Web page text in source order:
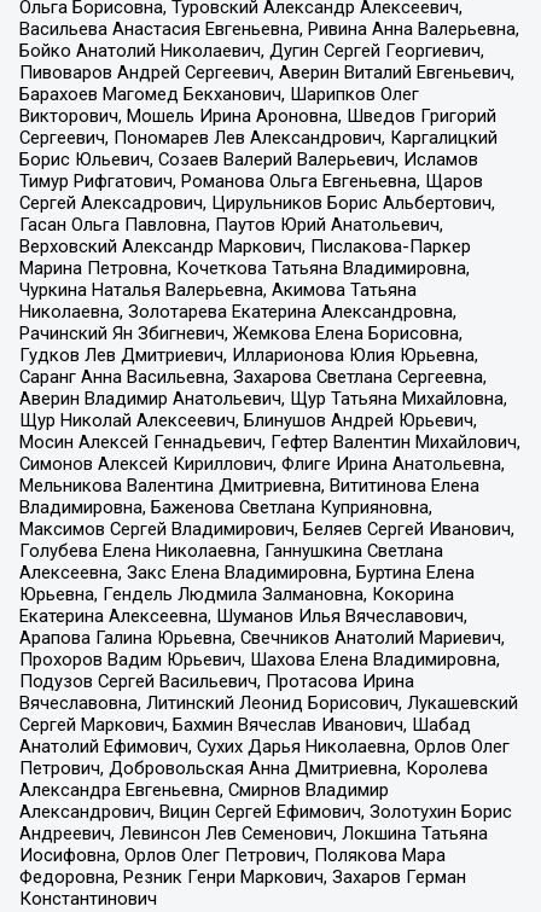
Ольга Борисовна, Туровский Александр Алексеевич,
Васильева Анастасия Евгеньевна, Ривина Анна Валерьевна,
Бойко Анатолий Николаевич, Дугин Сергей Георгиевич,
Пивоваров Андрей Сергеевич, Аверин Виталий Евгеньевич,
Барахоев Магомед Бекханович, Шарипков Олег
Викторович, Мошель Ирина Ароновна, Шведов Григорий
Сергеевич, Пономарев Лев Александрович, Каргалицкий
Борис Юльевич, Созаев Валерий Валерьевич, Исламов
Тимур Рифгатович, Романова Ольга Евгеньевна, Щаров
Сергей Алексадрович, Цирульников Борис Альбертович,
Гасан Ольга Павловна, Паутов Юрий Анатольевич,
Верховский Александр Маркович, Пислакова-Паркер
Марина Петровна, Кочеткова Татьяна Владимировна,
Чуркина Наталья Валерьевна, Акимова Татьяна
Николаевна, Золотарева Екатерина Александровна,
Рачинский Ян Збигневич, Жемкова Елена Борисовна,
Гудков Лев Дмитриевич, Илларионова Юлия Юрьевна,
Саранг Анна Васильевна, Захарова Светлана Сергеевна,
Аверин Владимир Анатольевич, Щур Татьяна Михайловна,
Щур Николай Алексеевич, Блинушов Андрей Юрьевич,
Мосин Алексей Геннадьевич, Гефтер Валентин Михайлович,
Симонов Алексей Кириллович, Флиге Ирина Анатольевна,
Мельникова Валентина Дмитриевна, Вититинова Елена
Владимировна, Баженова Светлана Куприяновна,
Максимов Сергей Владимирович, Беляев Сергей Иванович,
Голубева Елена Николаевна, Ганнушкина Светлана
Алексеевна, Закс Елена Владимировна, Буртина Елена
Юрьевна, Гендель Людмила Залмановна, Кокорина
Екатерина Алексеевна, Шуманов Илья Вячеславович,
Арапова Галина Юрьевна, Свечников Анатолий Мариевич,
Прохоров Вадим Юрьевич, Шахова Елена Владимировна,
Подузов Сергей Васильевич, Протасова Ирина
Вячеславовна, Литинский Леонид Борисович, Лукашевский
Сергей Маркович, Бахмин Вячеслав Иванович, Шабад
Анатолий Ефимович, Сухих Дарья Николаевна, Орлов Олег
Петрович, Добровольская Анна Дмитриевна, Королева
Александра Евгеньевна, Смирнов Владимир
Александрович, Вицин Сергей Ефимович, Золотухин Борис
Андреевич, Левинсон Лев Семенович, Локшина Татьяна
Иосифовна, Орлов Олег Петрович, Полякова Мара
Федоровна, Резник Генри Маркович, Захаров Герман
Константинович